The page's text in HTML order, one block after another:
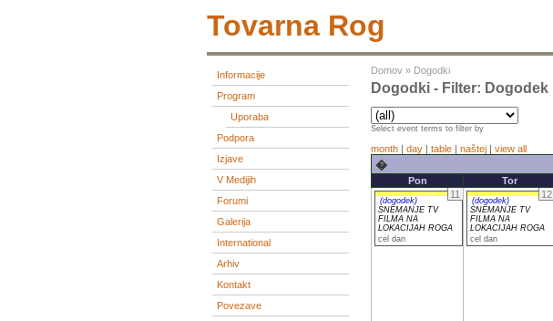
Tovarna Rog
Informacije
Program
Uporaba
Podpora
Izjave
V Medijih
Forumi
Galerija
International
Arhiv
Kontakt
Povezave
Domov » Dogodki
Dogodki - Filter: Dogodek
Select event terms to filter by
month | day | table | naštej | view all
�
Pon Tor
11
(dogodek)
SNEMANJE TV
FILMA NA
LOKACIJAH ROGA
cel dan
12
(dogodek)
SNEMANJE TV
FILMA NA
LOKACIJAH ROGA
cel dan